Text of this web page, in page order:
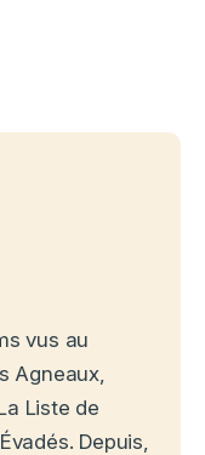
vus au
Agneaux,
Liste de
Depuis,